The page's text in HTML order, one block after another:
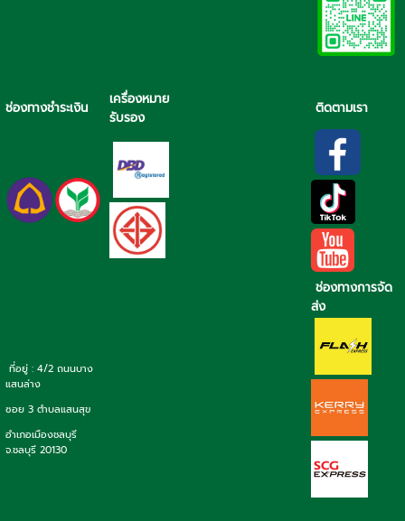
ช่องทางชำระเงิน
เครื่องหมาย
รับรอง
ติดตามเรา
ช่องทางการจัด
ส่ง
ที่อยู่ : 4/2 ถนนบาง
แสนล่าง
ซอย 3 ตำบลแสนสุข
อำเภอเมืองชลบุรี
จ.ชลบุรี 20130